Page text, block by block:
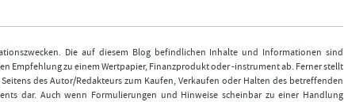
Die auf diesem Blog befindlichen Inhalte und Informationen sind
Empfehlung zu einem Wertpapier, Finanzprodukt oder -instrument ab. Ferner stellt
des Autor/Redakteurs zum Kaufen, Verkaufen oder Halten des betreffenden
dar. Auch wenn Formulierungen und Hinweise scheinbar zu einer Handlung